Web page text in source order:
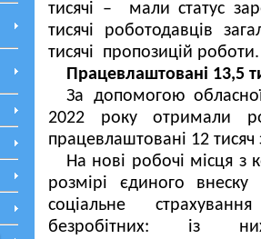
тисячі – мали статус
тисячі роботодавців
тисячі пропозицій роботи.
Працевлаштовані 13,5
За допомогою обласної
2022 року отримали
працевлаштовані 12
На нові робочі місця з
розмірі єдиного внеску
соціальне
безробітних: із